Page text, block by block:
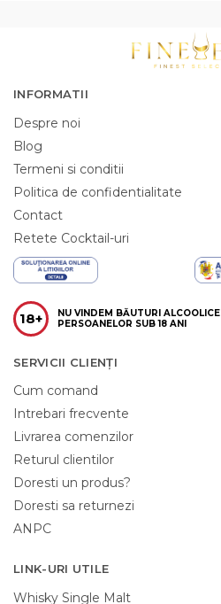
INFORMATII
Despre noi
Blog
Termeni si conditii
Politica de confidentialitate
Contact
Retete Cocktail-uri
18+
NU VINDEM BĂUTURI ALCOOLICE
PERSOANELOR SUB 18 ANI
SERVICII CLIENȚI
Cum comand
Intrebari frecvente
Livrarea comenzilor
Returul clientilor
Doresti un produs?
Doresti sa returnezi
ANPC
LINK-URI UTILE
Whisky Single Malt